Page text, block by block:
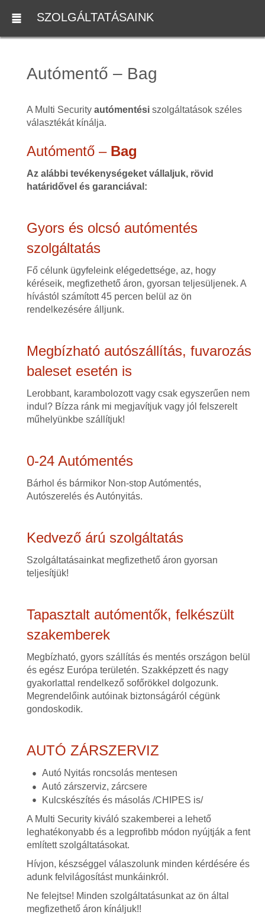
SZOLGÁLTATÁSAINK
Autómentő – Bag
A Multi Security autómentésiszolgáltatások széles
választékát kínálja.
Autómentő – Bag
Az alábbi tevékenységeket vállaljuk, rövid
határidővel és garanciával:
Gyors és olcsó autómentés
szolgáltatás
Fő célunk ügyfeleink elégedettsége, az, hogy
kéréseik, megfizethető áron, gyorsan teljesüljenek. A
hívástól számított 45 percen belül az ön
rendelkezésére álljunk.
Megbízható autószállítás, fuvarozás
baleset esetén is
Lerobbant, karambolozott vagy csak egyszerűen nem
indul? Bízza ránk mi megjavítjuk vagy jól felszerelt
műhelyünkbe szállítjuk!
0-24 Autómentés
Bárhol és bármikor Non-stop Autómentés,
Autószerelés és Autónyitás.
Kedvező árú szolgáltatás
Szolgáltatásainkat megfizethető áron gyorsan
teljesítjük!
Tapasztalt autómentők, felkészült
szakemberek
Megbízható, gyors szállítás és mentés országon belül
és egész Európa területén. Szakképzett és nagy
gyakorlattal rendelkező sofőrökkel dolgozunk.
Megrendelőink autóinak biztonságáról cégünk
gondoskodik.
AUTÓ ZÁRSZERVIZ
Autó Nyitás roncsolás mentesen
Autó zárszerviz, zárcsere
Kulcskészítés és másolás /CHIPES is/
A Multi Security kiváló szakemberei a lehető
leghatékonyabb és a legprofibb módon nyújtják a fent
említett szolgáltatásokat.
Hívjon, készséggel válaszolunk minden kérdésére és
adunk felvilágosítást munkáinkról.
Ne felejtse! Minden szolgáltatásunkat az ön által
megfizethető áron kínáljuk!!